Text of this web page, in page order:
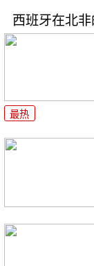
西班牙在北
最热